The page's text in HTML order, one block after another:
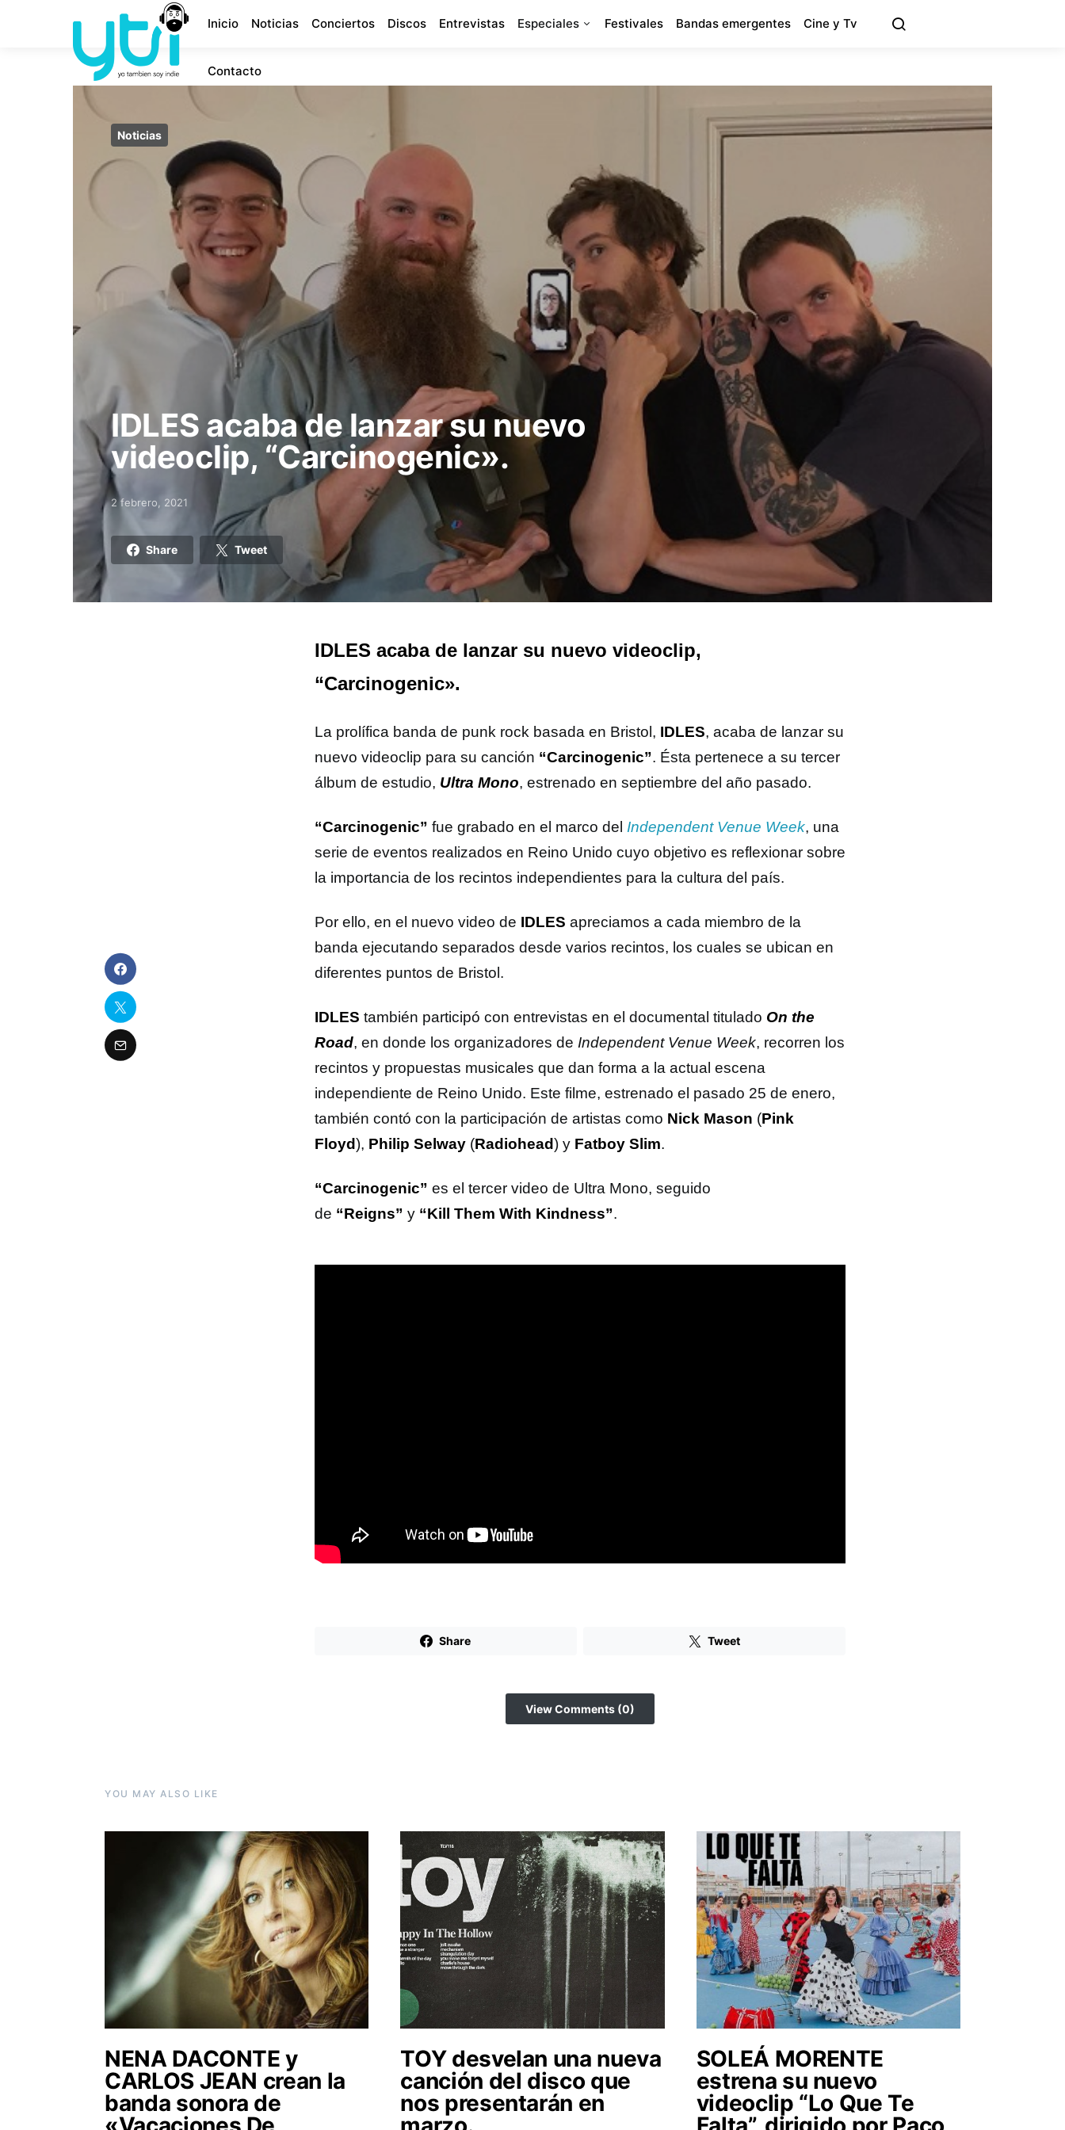
Inicio Noticias Conciertos Discos Entrevistas Especiales Festivales Bandas emergentes Cine y Tv
Contacto
Noticias
IDLES acaba de lanzar su nuevo
videoclip, “Carcinogenic».
Posted on
2 febrero, 2021
Share Tweet
IDLES acaba de lanzar su nuevo videoclip,
“Carcinogenic».
La prolífica banda de punk rock basada en Bristol, IDLES, acaba de lanzar su
nuevo videoclip para su canción “Carcinogenic”. Ésta pertenece a su tercer
álbum de estudio, Ultra Mono, estrenado en septiembre del año pasado.
“Carcinogenic” fue grabado en el marco del Independent Venue Week, una
serie de eventos realizados en Reino Unido cuyo objetivo es reflexionar sobre
la importancia de los recintos independientes para la cultura del país.
Por ello, en el nuevo video de IDLES apreciamos a cada miembro de la
banda ejecutando separados desde varios recintos, los cuales se ubican en
diferentes puntos de Bristol.
IDLES también participó con entrevistas en el documental titulado On the
Road, en donde los organizadores de Independent Venue Week, recorren los
recintos y propuestas musicales que dan forma a la actual escena
independiente de Reino Unido. Este filme, estrenado el pasado 25 de enero,
también contó con la participación de artistas como Nick Mason (Pink
Floyd), Philip Selway (Radiohead) y Fatboy Slim.
“Carcinogenic” es el tercer video de Ultra Mono, seguido
de “Reigns” y “Kill Them With Kindness”.
Share Tweet
View Comments (0)
YOU MAY ALSO LIKE
NENA DACONTE y
CARLOS JEAN crean la
banda sonora de
TOY desvelan una nueva
canción del disco que
nos presentarán en
SOLEÁ MORENTE
estrena su nuevo
videoclip “Lo Que Te